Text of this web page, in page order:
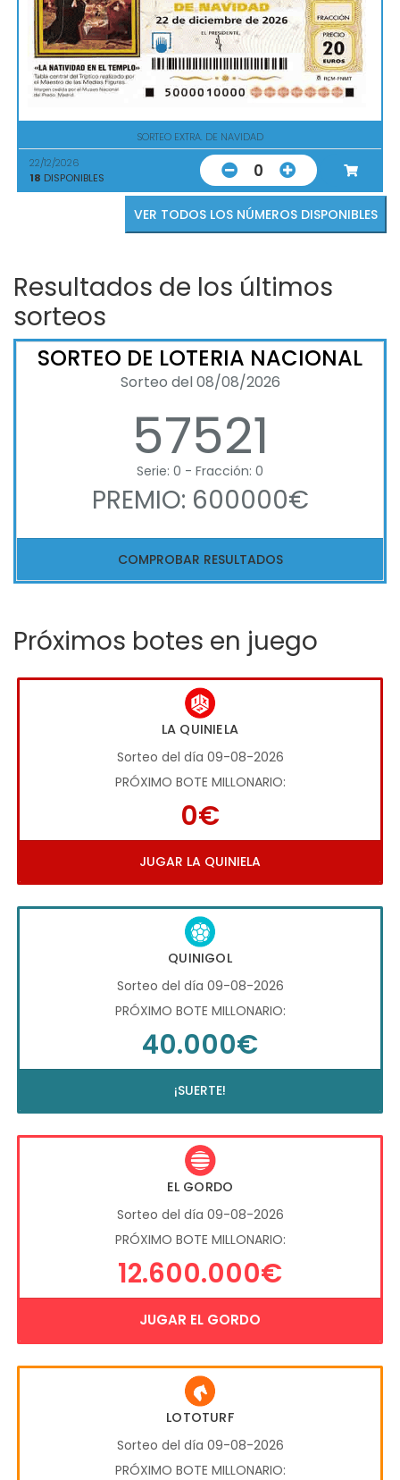
SORTEO EXTRA. DE NAVIDAD
22/12/2026
18 DISPONIBLES 0
VER TODOS LOS NÚMEROS DISPONIBLES
Resultados de los últimos
sorteos
SORTEO DE LOTERIA NACIONAL
Sorteo del 08/08/2026
57521
Serie: 0 - Fracción: 0
PREMIO: 600000€
COMPROBAR RESULTADOS
Próximos botes en juego
LA QUINIELA
Sorteo del día 09-08-2026
PRÓXIMO BOTE MILLONARIO:
0€
JUGAR LA QUINIELA
QUINIGOL
Sorteo del día 09-08-2026
PRÓXIMO BOTE MILLONARIO:
40.000€
¡SUERTE!
EL GORDO
Sorteo del día 09-08-2026
PRÓXIMO BOTE MILLONARIO:
12.600.000€
JUGAR EL GORDO
LOTOTURF
Sorteo del día 09-08-2026
PRÓXIMO BOTE MILLONARIO: